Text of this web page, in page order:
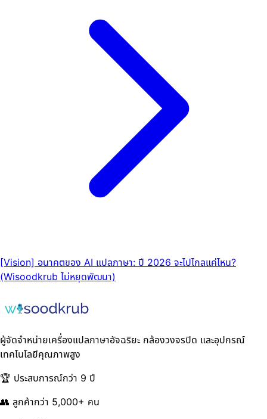
[Vision] อนาคตของ AI แปลภาษา: ปี 2026 จะไปไกลแค่ไหน?
(Wisoodkrub ไม่หยุดพัฒนา)
ผู้จัดจำหน่ายเครื่องแปลภาษาอัจฉริยะ กล้องวงจรปิด และอุปกรณ์
เทคโนโลยีคุณภาพสูง
🏆 ประสบการณ์กว่า 9 ปี
👥 ลูกค้ากว่า 5,000+ คน